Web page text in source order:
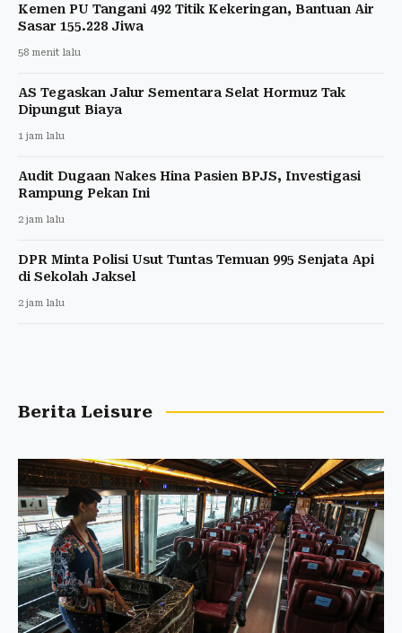
Kemen PU Tangani 492 Titik Kekeringan, Bantuan Air
Sasar 155.228 Jiwa
58 menit lalu
AS Tegaskan Jalur Sementara Selat Hormuz Tak
Dipungut Biaya
1 jam lalu
Audit Dugaan Nakes Hina Pasien BPJS, Investigasi
Rampung Pekan Ini
2 jam lalu
DPR Minta Polisi Usut Tuntas Temuan 995 Senjata Api
di Sekolah Jaksel
2 jam lalu
Berita Leisure